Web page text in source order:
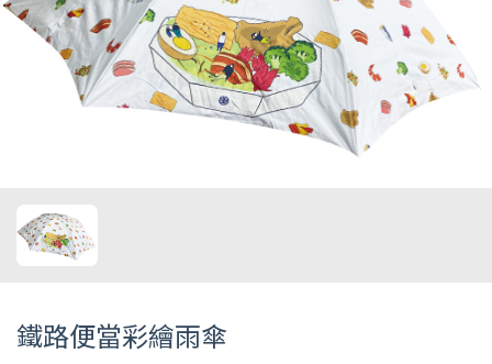
能
鐵路便當彩繪雨傘